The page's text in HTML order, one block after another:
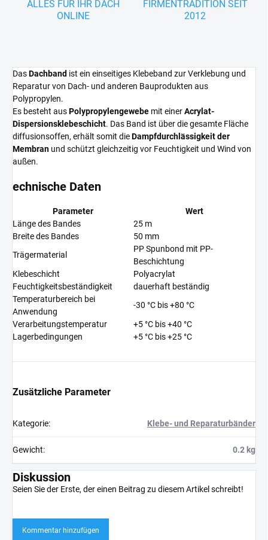
ALLES FÜR IHR DACH
ONLINE
FIRMENTRADITION SEIT
2012
DasDachband ist ein einseitiges Klebeband zur Verklebung und
Reparatur von Dach- und anderen Bauprodukten aus
Polypropylen.
Es besteht ausPolypropylengewebe mit einerAcrylat-
Dispersionsklebeschicht. Das Band ist über die gesamte Fläche
diffusionsoffen, erhält somit dieDampfdurchlässigkeit der
Membran und schützt gleichzeitig vor Feuchtigkeit und Wind von
außen.
echnische Daten
Parameter
Wert
Länge des Bandes
25 m
Breite des Bandes
50 mm
Trägermaterial
PP Spunbond mit PP-
Beschichtung
Klebeschicht
Polyacrylat
Feuchtigkeitsbeständigkeit
dauerhaft beständig
Temperaturbereich bei
Anwendung
-30 °C bis +80 °C
Verarbeitungstemperatur
+5 °C bis +40 °C
Lagerbedingungen
+5 °C bis +25 °C
Zusätzliche Parameter
Kategorie: Klebe- und Reparaturbänder
Gewicht: 0.2 kg
Diskussion
Seien Sie der Erste, der einen Beitrag zu diesem Artikel schreibt!
Kommentar hinzufügen